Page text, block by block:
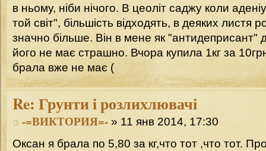
в ньому, ніби нічого. В цеоліт саджу коли
той світ", більшість відходять, в деяких листя
значно більше. Він в мене як "антидеприсант"
його не має страшно. Вчора купила 1кг за
брала вже не має (
Re: Грунти і розлихлювачі
-=ВИКТОРИЯ=- » 11 янв 2014, 17:30
Оксан я брала по 5,80 за кг,что тот ,что тот.